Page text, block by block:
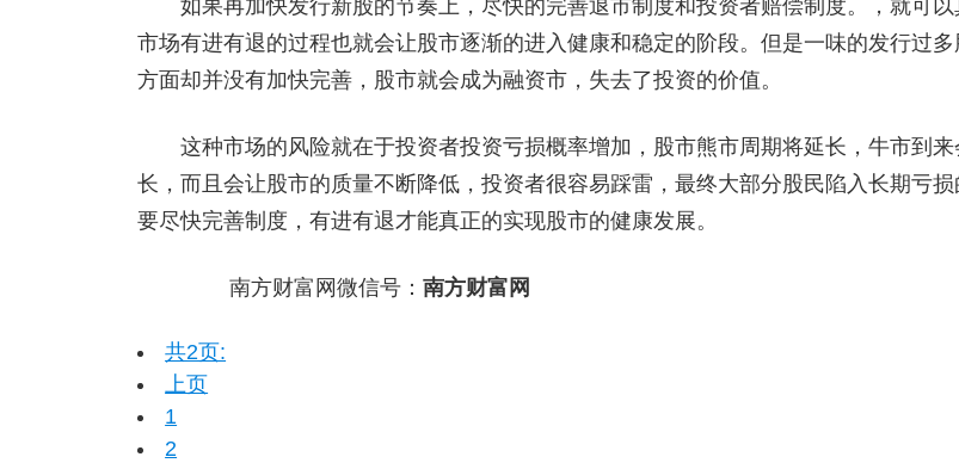
如果再加快发行新股的节奏上，尽快的完善退市制度和投资者赔偿制度。，就可以
市场有进有退的过程也就会让股市逐渐的进入健康和稳定的阶段。但是一味的发行过
方面却并没有加快完善，股市就会成为融资市，失去了投资的价值。
这种市场的风险就在于投资者投资亏损概率增加，股市熊市周期将延长，牛市到来
长，而且会让股市的质量不断降低，投资者很容易踩雷，最终大部分股民陷入长期亏
要尽快完善制度，有进有退才能真正的实现股市的健康发展。
南方财富网微信号： 南方财富网
共2页:
上页
1
2